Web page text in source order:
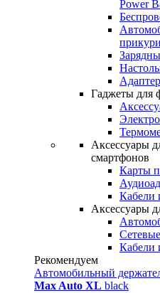
Power
Гаджеты для
Аксессуары
смартфонов
Карты
Кабели
Аксессуары
Кабели
Рекомендуем
Автомобильный
Max Auto XL black